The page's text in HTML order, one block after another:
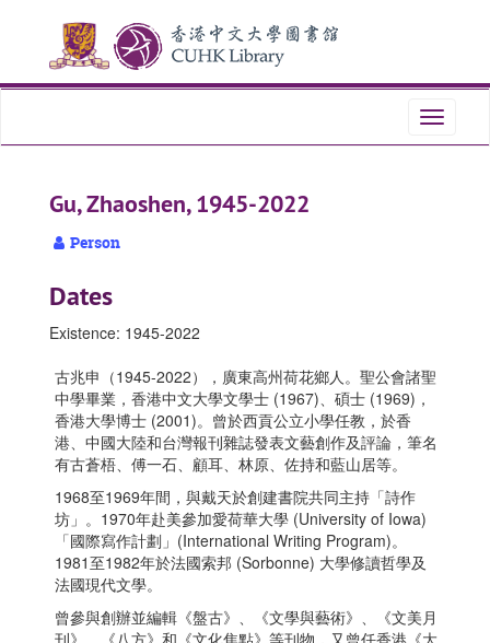
content
Toggle
Gu, Zhaoshen, 1945-2022
Person
Dates
Existence: 1945-2022
古兆申（1945-2022），廣東高州荷花鄉人。聖公會諸聖
中學畢業，香港中文大學文學士 (1967)、碩士 (1969)，
香港大學博士 (2001)。曾於西貢公立小學任教，於香
港、中國大陸和台灣報刊雜誌發表文藝創作及評論，筆名
有古蒼梧、傅一石、顧耳、林原、佐持和藍山居等。
1968至1969年間，與戴天於創建書院共同主持「詩作
坊」。1970年赴美參加愛荷華大學 (University of Iowa)
「國際寫作計劃」(International Writing Program)。
1981至1982年於法國索邦 (Sorbonne) 大學修讀哲學及
法國現代文學。
曾參與創辦並編輯《盤古》、《文學與藝術》、《文美月
刊》、《八方》和《文化焦點》等刊物，又曾任香港《大